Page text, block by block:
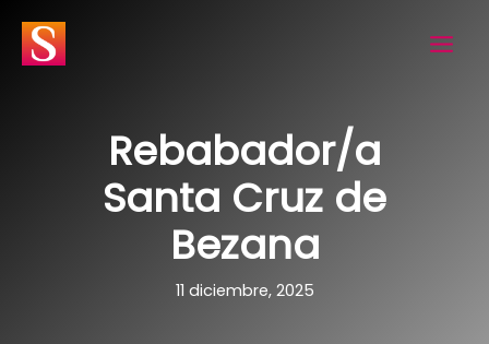
contenido
Rebabador/a
Santa Cruz de
Bezana
11 diciembre, 2025